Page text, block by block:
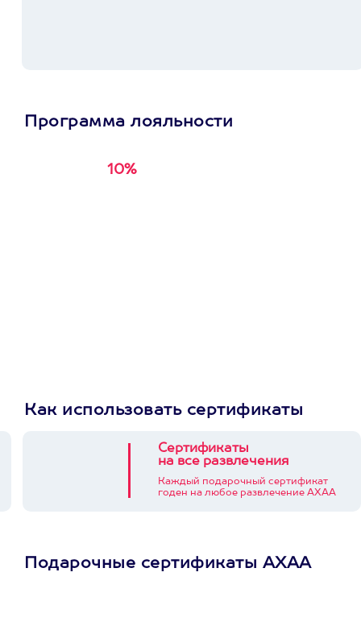
Программа лояльности
10%
Как использовать сертификаты
Сертификаты
на все развлечения
Каждый подарочный сертификат
годен на любое развлечение АХАА
Подарочные сертификаты АХАА